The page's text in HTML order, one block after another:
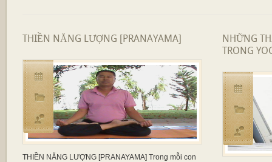
THIỀN NĂNG LƯỢNG [PRANAYAMA]
THIỀN NĂNG LƯỢNG [PRANAYAMA] Trong mỗi con
NHỮNG
TRONG